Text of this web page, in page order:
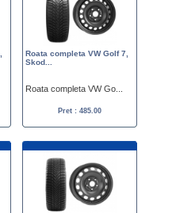
Roata completa VW Golf 7,
Skod...
Roata completa VW Go...
Pret : 485.00